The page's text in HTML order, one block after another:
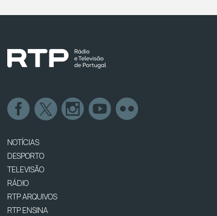
NOTÍCIAS
DESPORTO
TELEVISÃO
RÁDIO
RTP ARQUIVOS
RTP ENSINA